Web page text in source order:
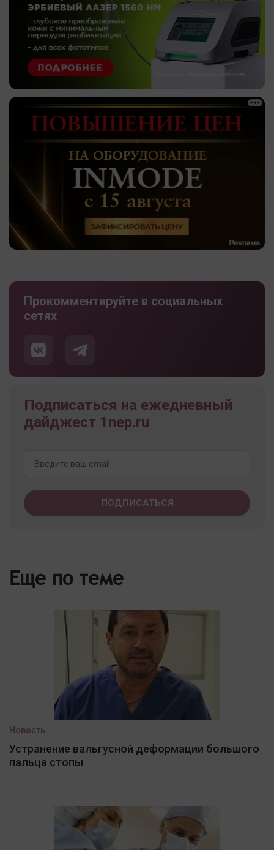
Прокомментируйте в социальных
сетях
Подписаться на ежедневный
дайджест 1nep.ru
Еще по теме
Новость
Устранение вальгусной деформации большого
пальца стопы